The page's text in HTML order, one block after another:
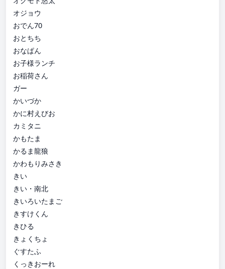
オジョウ
おでん70
おとちち
おなぱん
お子様ランチ
お稲荷さん
ガー
かいづか
かに村えびお
カミタニ
かもたま
かるま龍狼
かわもりみさき
きい
きい・南北
きいろいたまご
きすけくん
きひる
きょくちょ
ぐすたふ
くっきおーれ